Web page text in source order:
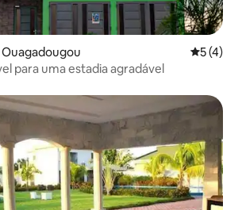
5 de
5 (4)
para uma estadia agradável